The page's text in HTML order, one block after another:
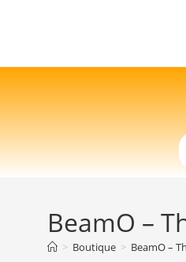
BeamO –
> Boutique > BeamO –